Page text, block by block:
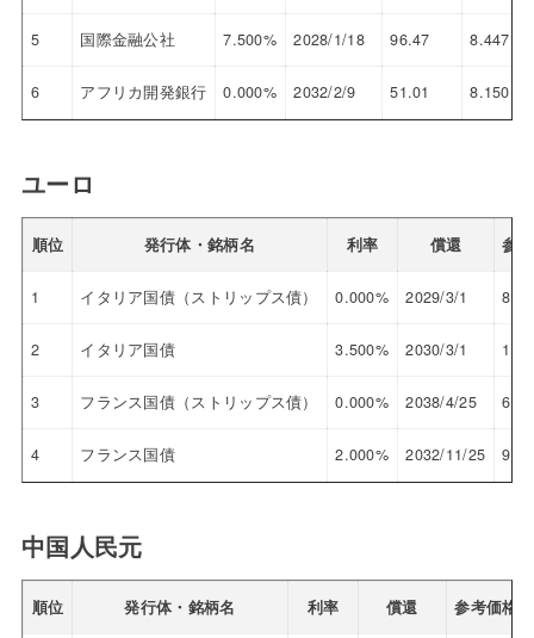
5 国際金融公社 7.500% 2028/1/18 96.47 8.447
6 アフリカ開発銀行 0.000% 2032/2/9 51.01 8.150
ユーロ
順位 発行体・銘柄名 利率 償還 参
1 イタリア国債（ストリップス債） 0.000% 2029/3/1
2 イタリア国債 3.500% 2030/3/1
3 フランス国債（ストリップス債） 0.000% 2038/4/25
4 フランス国債 2.000% 2032/11/25
中国人民元
順位 発行体・銘柄名 利率 償還 参考価格